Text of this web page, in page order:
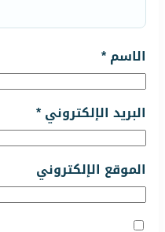
الاسم*
البريد الإلكتروني*
الموقع الإلكتروني